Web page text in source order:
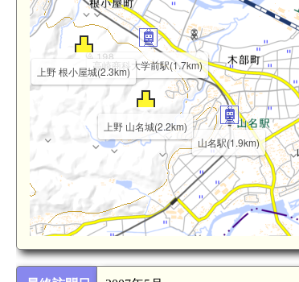
高崎商科大学前駅(1.7km)
山名駅(1.9km)
上野 山名城(2.2km)
上野 根小屋城(2.3km)